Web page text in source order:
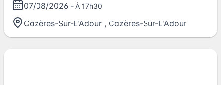
07/08/2026 - À 17h30
Cazères-Sur-L'Adour , Cazères-Sur-L'Adour